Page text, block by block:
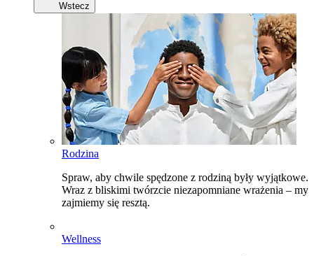
Wstecz
Rodzina
Spraw, aby chwile spędzone z rodziną były wyjątkowe.
Wraz z bliskimi twórzcie niezapomniane wrażenia – my
zajmiemy się resztą.
Wellness